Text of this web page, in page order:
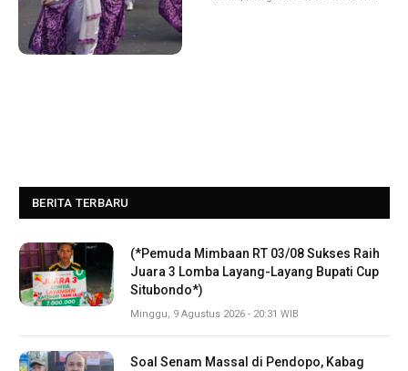
BERITA TERBARU
(*Pemuda Mimbaan RT 03/08 Sukses Raih
Juara 3 Lomba Layang-Layang Bupati Cup
Situbondo*)
Minggu, 9 Agustus 2026 - 20:31 WIB
Soal Senam Massal di Pendopo, Kabag